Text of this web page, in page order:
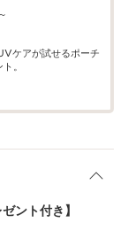
ケアが試せる​ポーチ
。​
ント付き】